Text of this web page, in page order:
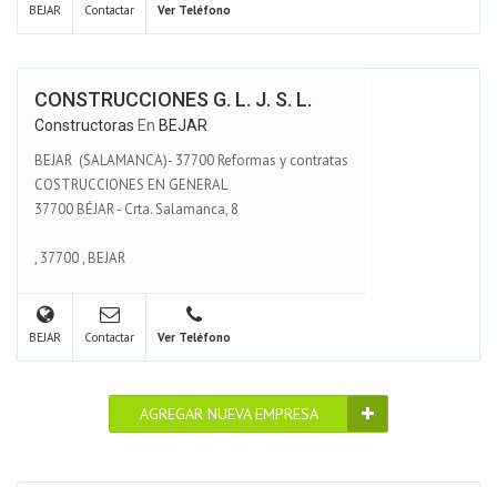
BEJAR Contactar Ver Teléfono
CONSTRUCCIONES G. L. J. S. L.
Constructoras En BEJAR
BEJAR (SALAMANCA)- 37700 Reformas y contratas
COSTRUCCIONES EN GENERAL
37700 BÉJAR - Crta. Salamanca, 8
, 37700, BEJAR
BEJAR Contactar Ver Teléfono
AGREGAR NUEVA EMPRESA